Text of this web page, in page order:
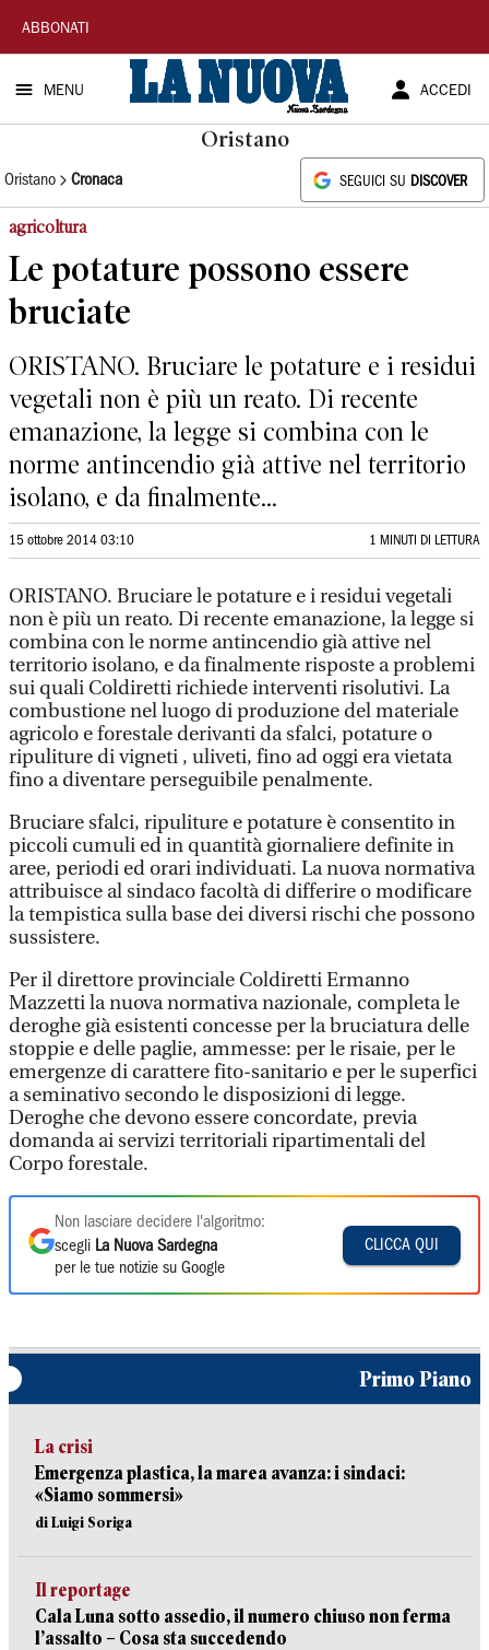
La
Nuova
Sardegna
ABBONATI
MENU ACCEDI
Oristano
Oristano Cronaca SEGUICI SU DISCOVER
agricoltura
Le potature possono essere
bruciate
ORISTANO. Bruciare le potature e i residui
vegetali non è più un reato. Di recente
emanazione, la legge si combina con le
norme antincendio già attive nel territorio
isolano, e da finalmente...
15 ottobre 2014 03:10 1 MINUTI DI LETTURA
ORISTANO. Bruciare le potature e i residui vegetali
non è più un reato. Di recente emanazione, la legge si
combina con le norme antincendio già attive nel
territorio isolano, e da finalmente risposte a problemi
sui quali Coldiretti richiede interventi risolutivi. La
combustione nel luogo di produzione del materiale
agricolo e forestale derivanti da sfalci, potature o
ripuliture di vigneti , uliveti, fino ad oggi era vietata
fino a diventare perseguibile penalmente.
Bruciare sfalci, ripuliture e potature è consentito in
piccoli cumuli ed in quantità giornaliere definite in
aree, periodi ed orari individuati. La nuova normativa
attribuisce al sindaco facoltà di differire o modificare
la tempistica sulla base dei diversi rischi che possono
sussistere.
Per il direttore provinciale Coldiretti Ermanno
Mazzetti la nuova normativa nazionale, completa le
deroghe già esistenti concesse per la bruciatura delle
stoppie e delle paglie, ammesse: per le risaie, per le
emergenze di carattere fito-sanitario e per le superfici
a seminativo secondo le disposizioni di legge.
Deroghe che devono essere concordate, previa
domanda ai servizi territoriali ripartimentali del
Corpo forestale.
Non lasciare decidere l'algoritmo:
scegli La Nuova Sardegna
per le tue notizie su Google
CLICCA QUI
Primo Piano
La crisi
Emergenza plastica, la marea avanza: i sindaci:
«Siamo sommersi»
di Luigi Soriga
Il reportage
Cala Luna sotto assedio, il numero chiuso non ferma
l’assalto – Cosa sta succedendo